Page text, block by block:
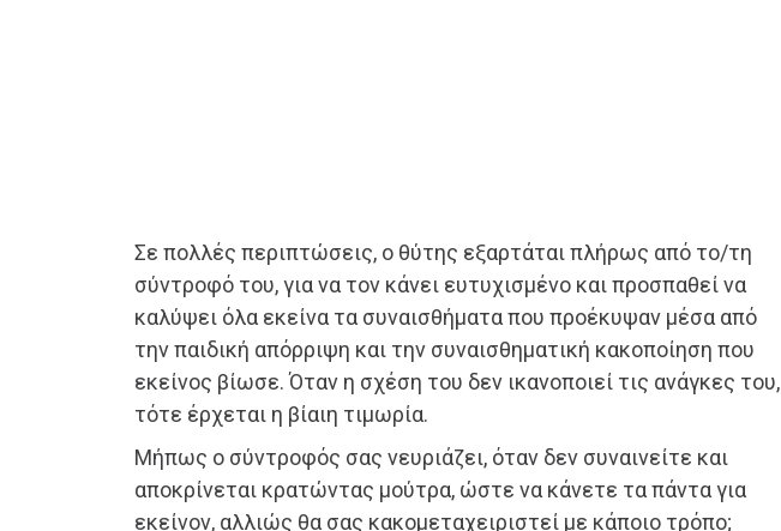
Σε πολλές περιπτώσεις, ο θύτης εξαρτάται πλήρως από το/τη
σύντροφό του, για να τον κάνει ευτυχισμένο και προσπαθεί να
καλύψει όλα εκείνα τα συναισθήματα που προέκυψαν μέσα από
την παιδική απόρριψη και την συναισθηματική κακοποίηση που
εκείνος βίωσε. Όταν η σχέση του δεν ικανοποιεί τις ανάγκες του,
τότε έρχεται η βίαιη τιμωρία.
Μήπως ο σύντροφός σας νευριάζει, όταν δεν συναινείτε και
αποκρίνεται κρατώντας μούτρα, ώστε να κάνετε τα πάντα για
εκείνον, αλλιώς θα σας κακομεταχειριστεί με κάποιο τρόπο;